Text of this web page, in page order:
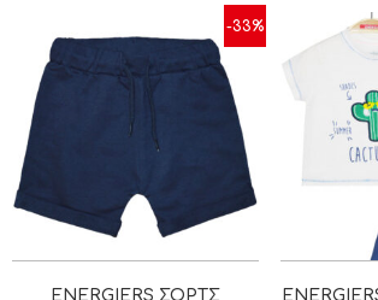
-33%
ENERGIERS ΣΟΡΤΣ